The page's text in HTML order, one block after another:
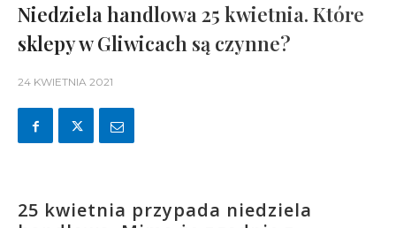
Niedziela handlowa 25 kwietnia. Które
sklepy w Gliwicach są czynne?
24 KWIETNIA 2021
25 kwietnia przypada niedziela